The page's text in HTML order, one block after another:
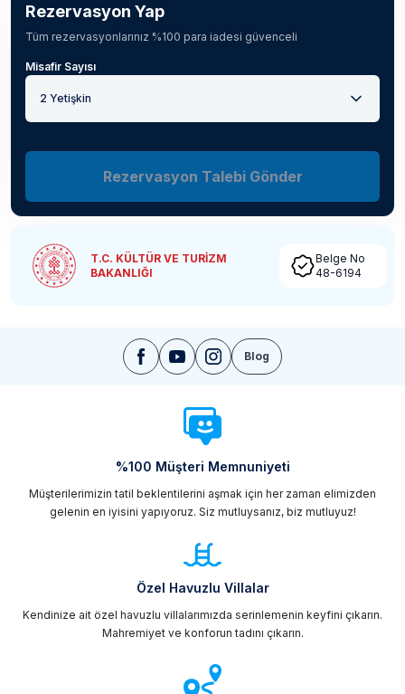
Rezervasyon Yap
Tüm rezervasyonlarınız %100 para iadesi güvenceli
Misafir Sayısı
2 Yetişkin
Rezervasyon Talebi Gönder
T.C. KÜLTÜR VE TURİZM
BAKANLIĞI
Belge No
48-6194
Blog
%100 Müşteri Memnuniyeti
Müşterilerimizin tatil beklentilerini aşmak için her zaman elimizden
gelenin en iyisini yapıyoruz. Siz mutluysanız, biz mutluyuz!
Özel Havuzlu Villalar
Kendinize ait özel havuzlu villalarımızda serinlemenin keyfini çıkarın.
Mahremiyet ve konforun tadını çıkarın.